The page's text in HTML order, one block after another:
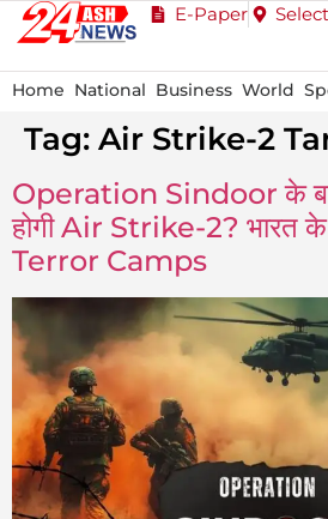
E-Paper
Home National Business World
Tag: Air Strike-2
Operation Sindoor के
होगी Air Strike-2? भारत के
Terror Camps